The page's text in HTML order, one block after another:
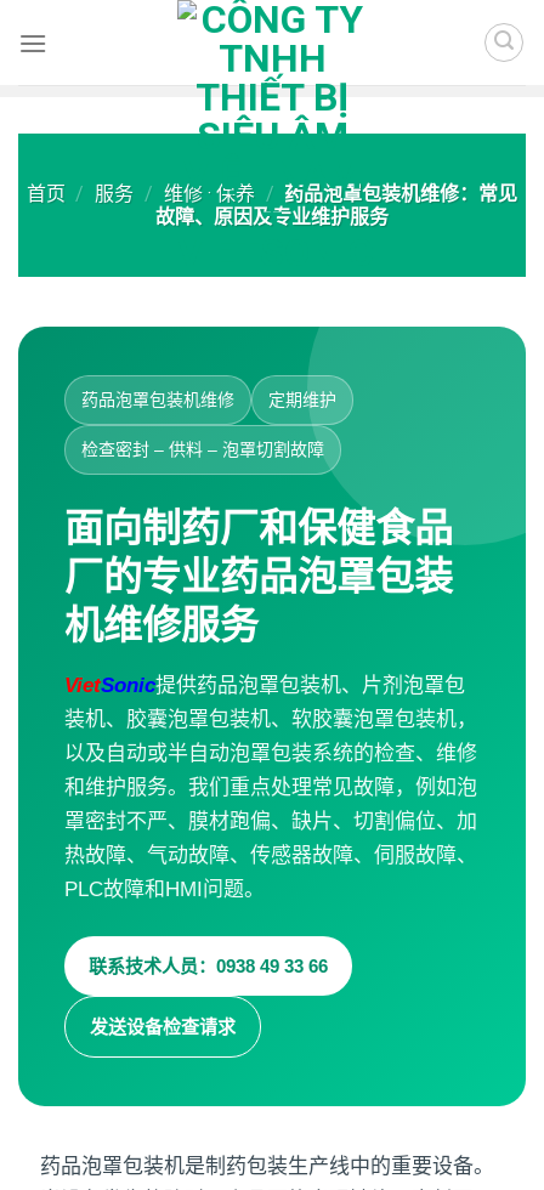
首页 / 服务 / 维修 · 保养 / 药品泡罩包装机维修：常见
故障、原因及专业维护服务
药品泡罩包装机维修 定期维护
检查密封 – 供料 – 泡罩切割故障
面向制药厂和保健食品
厂的专业药品泡罩包装
机维修服务
VietSonic提供药品泡罩包装机、片剂泡罩包
装机、胶囊泡罩包装机、软胶囊泡罩包装机，
以及自动或半自动泡罩包装系统的检查、维修
和维护服务。我们重点处理常见故障，例如泡
罩密封不严、膜材跑偏、缺片、切割偏位、加
热故障、气动故障、传感器故障、伺服故障、
PLC故障和HMI问题。
联系技术人员：0938 49 33 66
发送设备检查请求
药品泡罩包装机是制药包装生产线中的重要设备。